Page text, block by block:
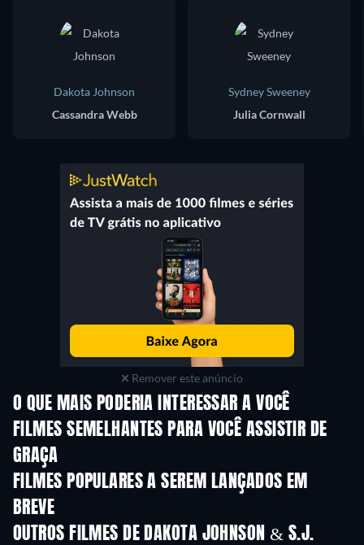
Dakota Johnson
Cassandra Webb
Sydney Sweeney
Julia Cornwall
Remover este anúncio
O QUE MAIS PODERIA INTERESSAR A VOCÊ
FILMES SEMELHANTES PARA VOCÊ ASSISTIR DE
GRAÇA
FILMES POPULARES A SEREM LANÇADOS EM
BREVE
OUTROS FILMES DE DAKOTA JOHNSON & S.J.